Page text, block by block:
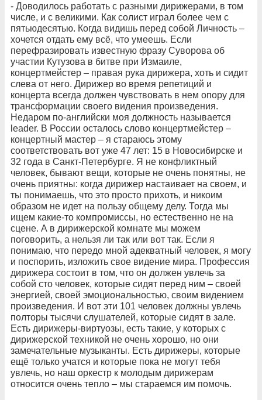
- Доводилось работать с разными дирижерами, в том
числе, и с великими. Как солист играл более чем с
пятьюдесятью. Когда видишь перед собой Личность –
хочется отдать ему всё, что умеешь. Если
перефразировать известную фразу Суворова об
участии Кутузова в битве при Измаиле,
концертмейстер – правая рука дирижера, хоть и сидит
слева от него. Дирижер во время репетиций и
концерта всегда должен чувствовать в нем опору для
трансформации своего видения произведения.
Недаром по-английски моя должность называется
leader. В России осталось слово концертмейстер –
концертный мастер – я стараюсь этому
соответствовать вот уже 47 лет: 15 в Новосибирске и
32 года в Санкт-Петербурге. Я не конфликтный
человек, бывают вещи, которые не очень понятны, не
очень приятны: когда дирижер настаивает на своем, и
ты понимаешь, что это просто прихоть, и никоим
образом не идет на пользу общему делу. Тогда мы
ищем какие-то компромиссы, но естественно не на
сцене. А в дирижерской комнате мы можем
поговорить, а нельзя ли так или вот так. Если я
понимаю, что передо мной адекватный человек, я могу
и поспорить, изложить свое видение мира. Профессия
дирижера состоит в том, что он должен увлечь за
собой сто человек, которые сидят перед ним – своей
энергией, своей эмоциональностью, своим видением
произведения. И вот эти 101 человек должны увлечь
полторы тысячи слушателей, которые сидят в зале.
Есть дирижеры-виртуозы, есть такие, у которых с
дирижерской техникой не очень хорошо, но они
замечательные музыканты. Есть дирижеры, которые
ещё только учатся и которые пока не могут тебя
увлечь, но наш оркестр к молодым дирижерам
относится очень тепло – мы стараемся им помочь.